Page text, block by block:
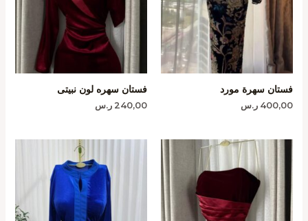
فستان سهرة مورد
400,00 ر.س
فستان سهره لون نبيتى
240,00 ر.س